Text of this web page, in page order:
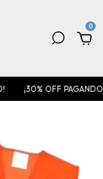
0
¡30% OFF PAGANDO